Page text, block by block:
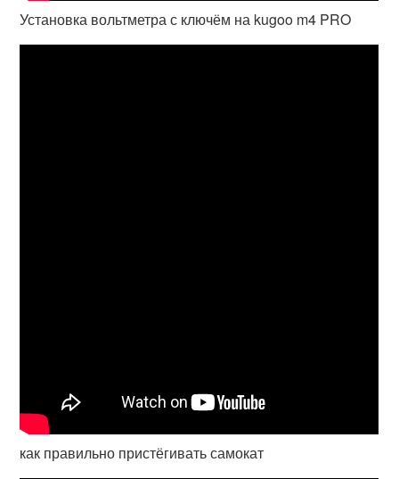
Установка вольтметра с ключём на kugoo m4 PRO
как правильно пристёгивать самокат